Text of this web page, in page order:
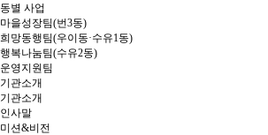
동별 사업
마을성장팀(번3동)
희망동행팀(우이동·수유1동)
행복나눔팀(수유2동)
운영지원팀
기관소개
기관소개
인사말
미션&비전